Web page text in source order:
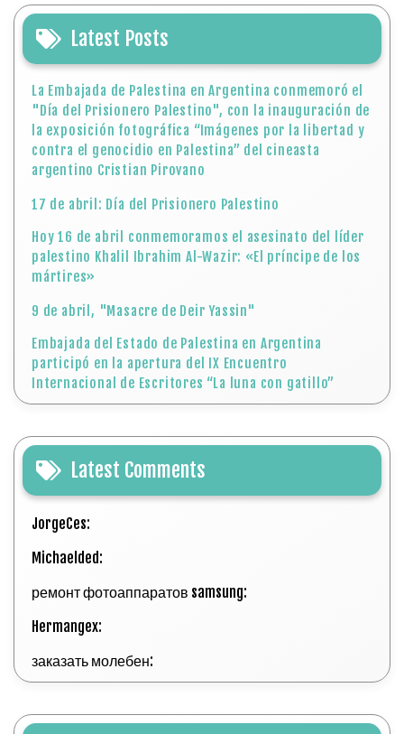
Latest Posts
La Embajada de Palestina en Argentina conmemoró el
"Día del Prisionero Palestino", con la inauguración de
la exposición fotográfica “Imágenes por la libertad y
contra el genocidio en Palestina” del cineasta
argentino Cristian Pirovano
17 de abril: Día del Prisionero Palestino
Hoy 16 de abril conmemoramos el asesinato del líder
palestino Khalil Ibrahim Al-Wazir: «El príncipe de los
mártires»
9 de abril, "Masacre de Deir Yassin"
Embajada del Estado de Palestina en Argentina
participó en la apertura del IX Encuentro
Internacional de Escritores “La luna con gatillo”
Latest Comments
JorgeCes:
Michaelded:
ремонт фотоаппаратов samsung:
Hermangex:
заказать молебен: